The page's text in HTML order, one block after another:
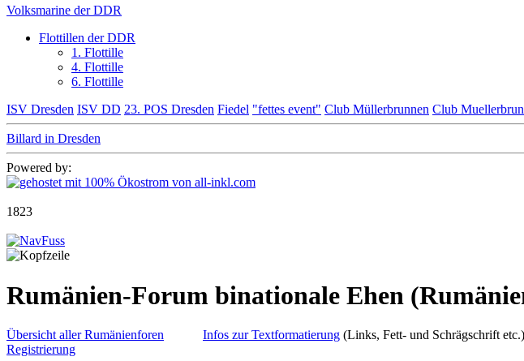
Volksmarine der DDR
Flottillen der DDR
1. Flottille
4. Flottille
6. Flottille
ISV Dresden ISV DD 23. POS Dresden Fiedel "fettes event" Club Müllerbrunnen Club
Billard in Dresden
Powered by:
1823
Rumänien-Forum binationale Ehen
Übersicht aller Rumänienforen
Registrierung
Infos zur Textformatierung (Links, Fett- und Schrägschrift etc.)